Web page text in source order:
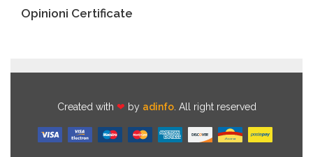
Opinioni Certificate
Created with ❤ by adinfo. All right reserved